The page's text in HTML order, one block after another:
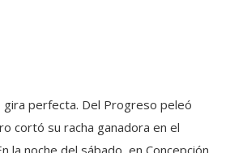
gira perfecta. Del Progreso peleó
cortó su racha ganadora en el
la noche del sábado, en Concepción